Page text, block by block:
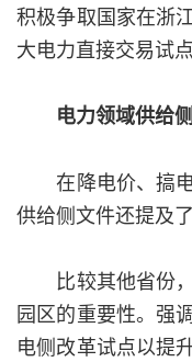
积极争取国家在浙
大电力直接交易试
电力领域供给
在降电价、搞电
供给侧文件还提及
比较其他省份，
园区的重要性。强
电侧改革试点以提